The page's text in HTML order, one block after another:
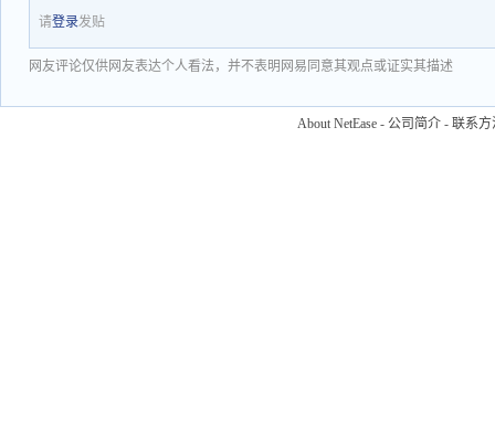
请登录发贴
网友评论仅供网友表达个人看法，并不表明网易同意其观点或证实其描述
About NetEase - 公司简介 - 联系方